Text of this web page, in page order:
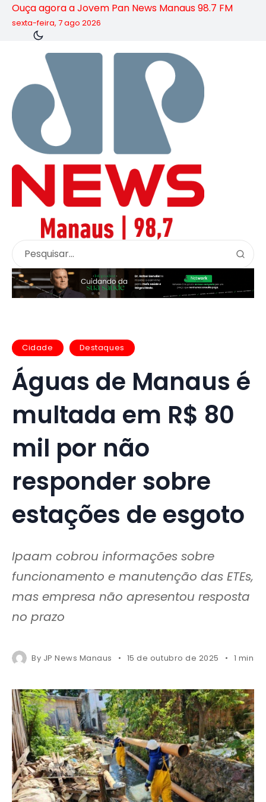
Ouça agora a Jovem Pan News Manaus 98.7 FM
sexta-feira, 7 ago 2026
Cidade Destaques
Águas de Manaus é
multada em R$ 80
mil por não
responder sobre
estações de esgoto
Ipaam cobrou informações sobre
funcionamento e manutenção das ETEs,
mas empresa não apresentou resposta
no prazo
By JP News Manaus 15 de outubro de 2025 1 mins